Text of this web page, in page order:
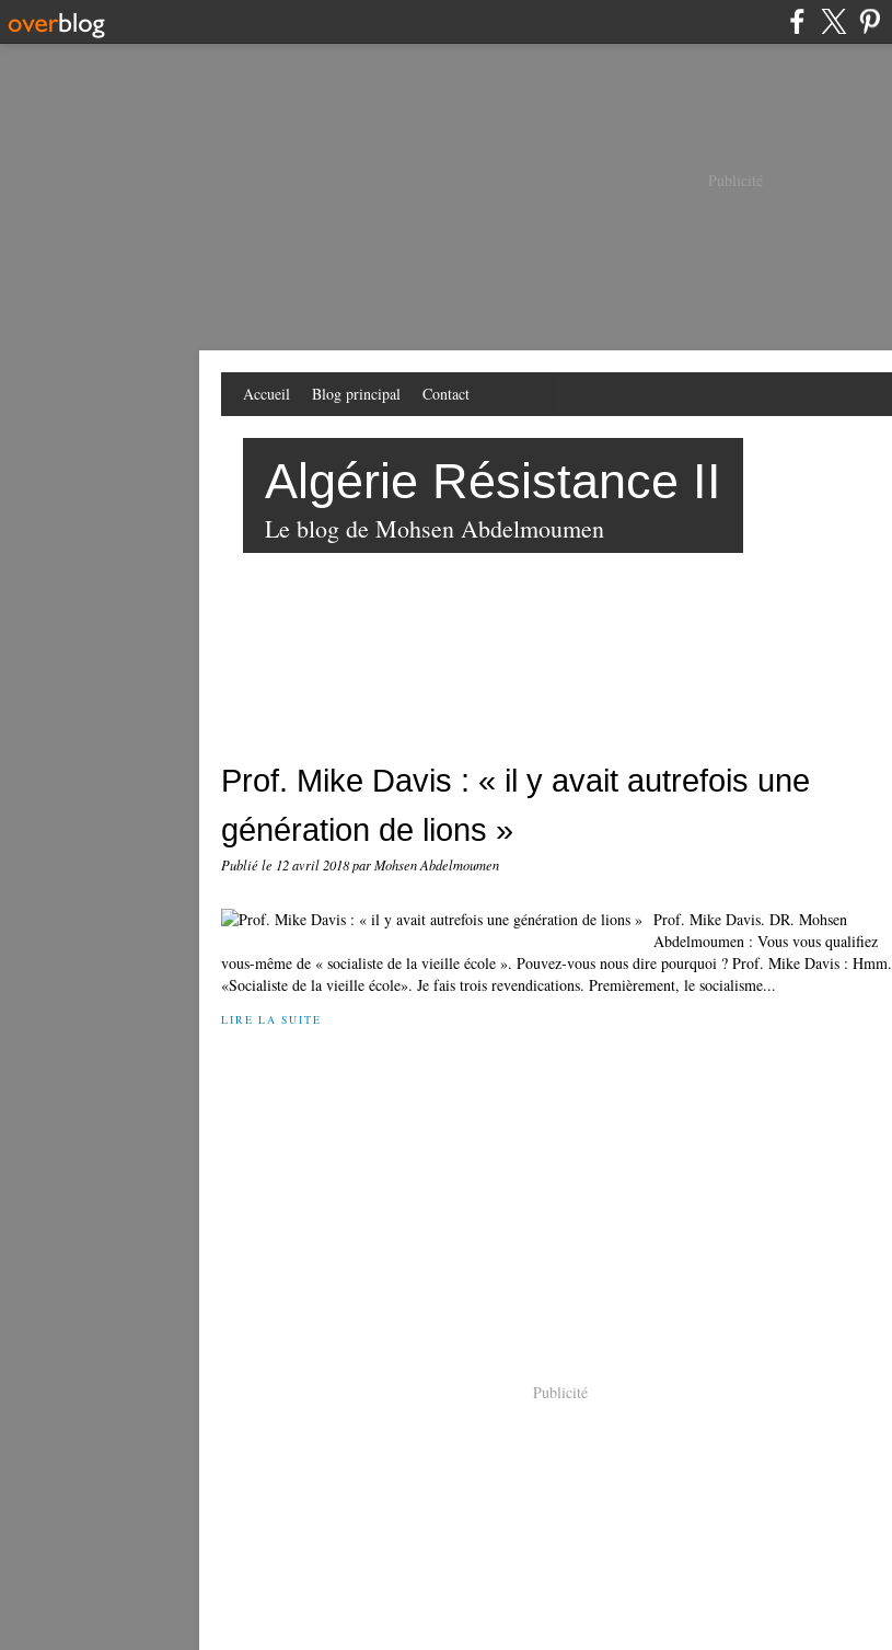
Publicité
Algérie Résistance II
Le blog de Mohsen Abdelmoumen
Accueil Blog principal Contact
Prof. Mike Davis : « il y avait autrefois une
génération de lions »
Publié le 12 avril 2018par Mohsen Abdelmoumen
Prof. Mike Davis. DR. Mohsen
Abdelmoumen : Vous vous qualifiez
vous-même de « socialiste de la vieille école ». Pouvez-vous nous dire pourquoi ? Prof. Mike Davis : Hmm.
«Socialiste de la vieille école». Je fais trois revendications. Premièrement, le socialisme...
LIRE LA SUITE
Publicité